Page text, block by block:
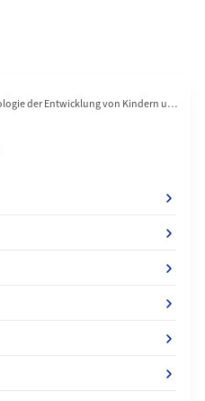
Psychologie der Entwicklung von Kindern und Jugendlichen